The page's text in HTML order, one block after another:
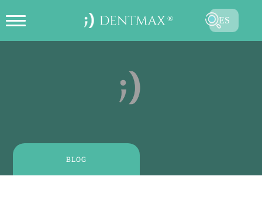
BLOG
ES
TR
CREAR CITA EN LÍNEA